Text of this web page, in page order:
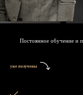
Постоянное обучение и
уже получены